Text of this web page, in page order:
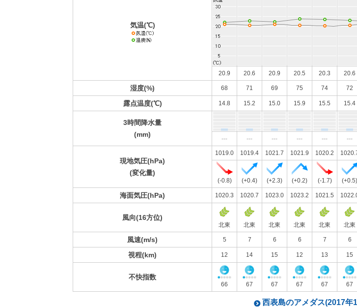
気温(℃)
20.9 20.6 20.9 20.5 20.3 20.6
湿度(%) 68 71 69 75 74 72
露点温度(℃) 14.8 15.2 15.0 15.9 15.5 15.4
3時間降水量
(mm)
--- --- --- --- --- ---
現地気圧(hPa)
(変化量)
1019.0 1019.4 1021.7 1021.9 1020.2
(-0.8) (+0.4) (+2.3) (+0.2) (-1.7) (+0.5)
海面気圧(hPa) 1020.3 1020.7 1023.0 1023.2 1021.5
風向(16方位)
北東 北東 北東 北東 北東 北東
風速(m/s) 5 7 6 6 7 6
視程(km) 12 14 15 12 13 15
不快指数
66 67 67 67 67 67
西表島のアメダス(2017年